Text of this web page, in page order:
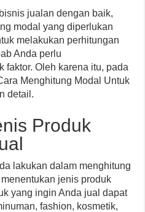
jualan dengan baik,
modal yang diperlukan
melakukan perhitungan
Anda perlu
faktor. Oleh karena itu, pada
Menghitung Modal Untuk
detail.
Produk
lakukan dalam menghitung
jenis produk
yang ingin Anda jual dapat
fashion, kosmetik,